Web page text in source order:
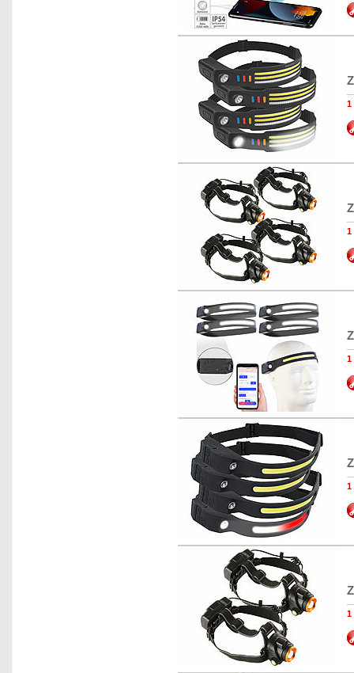
1
1
1
1
1